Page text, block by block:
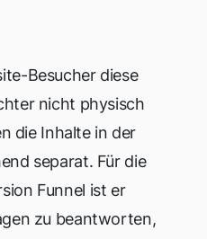
Besucher diese
nicht physisch
die Inhalte in der
separat. Für die
Funnel ist er
zu beantworten,